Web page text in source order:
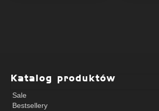
Katalog produktów
Sale
Bestsellery